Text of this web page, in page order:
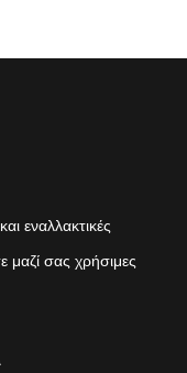
εναλλακτικές
σας χρήσιμες